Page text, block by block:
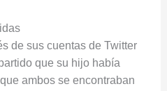
de sus cuentas de Twitter
que su hijo había
ambos se encontraban